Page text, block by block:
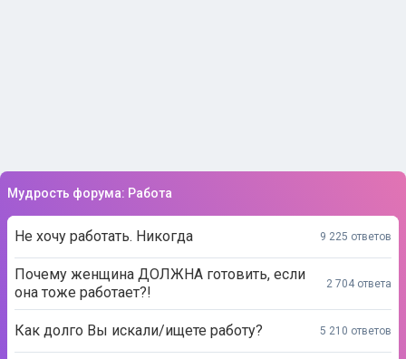
Мудрость форума: Работа
Не хочу работать. Никогда 9 225 ответов
Почему женщина ДОЛЖНА готовить, если
она тоже работает?!
2 704 ответа
Как долго Вы искали/ищете работу? 5 210 ответов